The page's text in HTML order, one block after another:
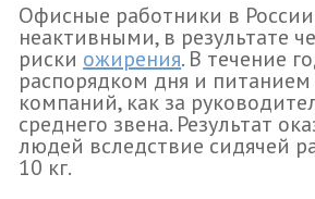
Офисные работники в России
неактивными, в результате
риски ожирения. В течение
распорядком дня и
компаний, как за
среднего звена. Результат
людей вследствие сидячей
10 кг.